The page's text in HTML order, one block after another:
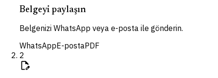
Belgeyi paylaşın
Belgenizi WhatsApp veya e-posta ile gönderin.
WhatsAppE-postaPDF
2
edit_document